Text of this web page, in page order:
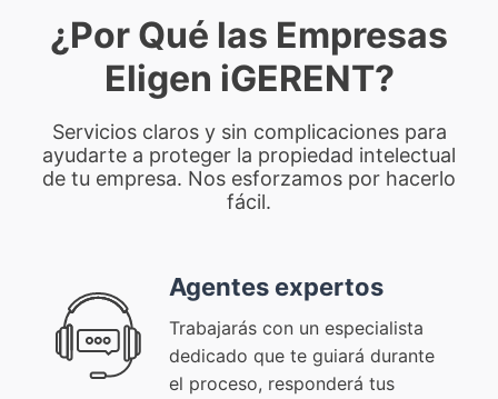
¿Por Qué las Empresas
Eligen iGERENT?
Servicios claros y sin complicaciones para
ayudarte a proteger la propiedad intelectual
de tu empresa. Nos esforzamos por hacerlo
fácil.
Agentes expertos
Trabajarás con un especialista
dedicado que te guiará durante
el proceso, responderá tus